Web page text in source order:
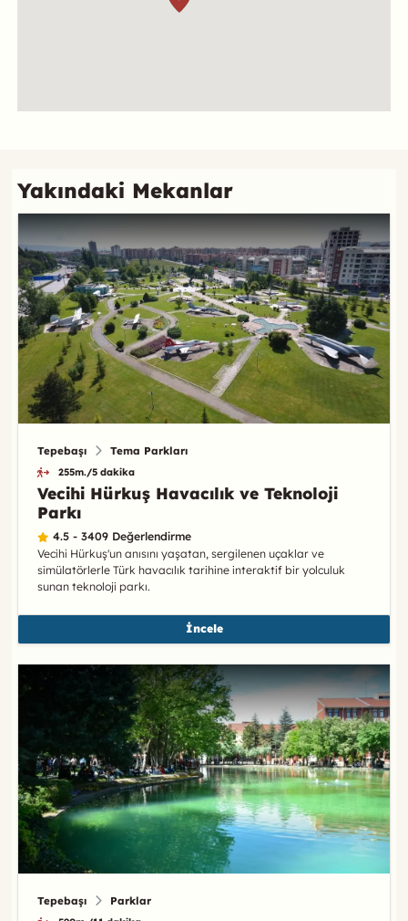
Yakındaki Mekanlar
Tepebaşı Tema Parkları
255m./5 dakika
Vecihi Hürkuş Havacılık ve Teknoloji
Parkı
4.5 - 3409 Değerlendirme
Vecihi Hürkuş'un anısını yaşatan, sergilenen uçaklar ve
simülatörlerle Türk havacılık tarihine interaktif bir yolculuk
sunan teknoloji parkı.
İncele
Tepebaşı Parklar